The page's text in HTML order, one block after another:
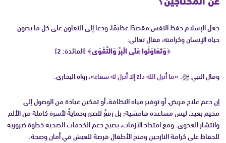
جعل الإسلام حفظ النفس مقصدًا عظيمًا، ودعا إلى التعاون على كل ما يصون
حياة الإنسان وكرامته، فقال تعالى:
﴿وَتَعَاوَنُوا عَلَى الْبِرِّ وَالتَّقْوَى﴾[المائدة: 2]
وقال النبي ﷺ:«ما أنزل الله داءً إلا أنزل له شفاء»، رواه البخاري.
إن دعم علاج مريض، أو توفير مياه النظافة، أو تمكين عيادة من الوصول إلى
مخيم بعيد، ليس مساعدة هامشية؛ بل رفعٌ للضرر وحمايةٌ لأسرة كاملة من الألم
وانتشار العدوى. ومع امتداد الأزمات، يصبح دعم الخدمات الصحية خطوة ضرورية
للحفاظ على كرامة النازحين ومنح الأطفال فرصة للعيش في أمان وصحة.